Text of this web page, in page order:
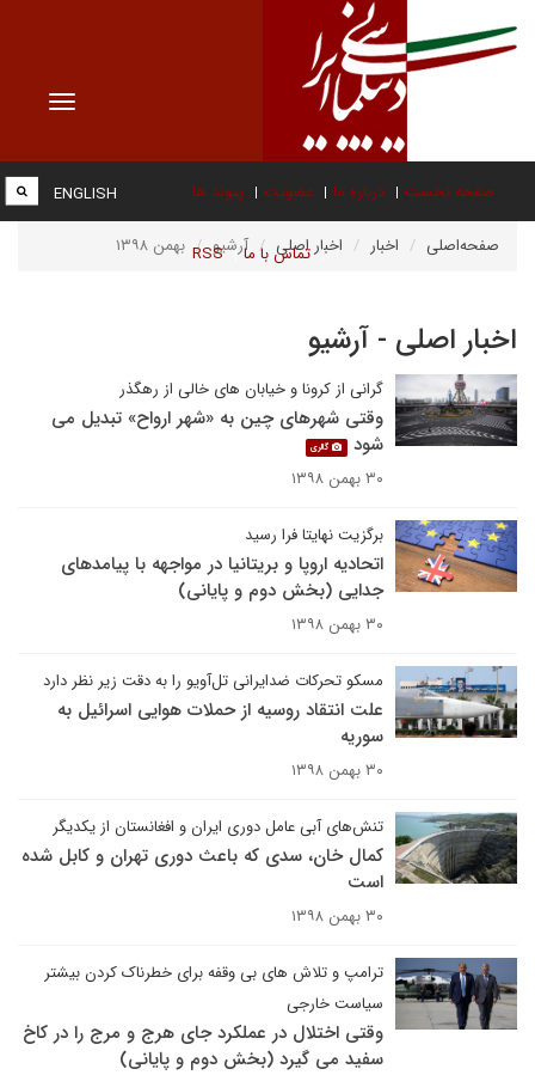
Toggle
صفحه نخست درباره ما عضویت پیوند ها
تماس با ما RSS
ENGLISH
صفحه‌اصلی اخبار اخبار اصلی آرشیو بهمن ۱۳۹۸
اخبار اصلی - آرشیو
گرانی از کرونا و خیابان های خالی از رهگذر
وقتی شهرهای چین به «شهر ارواح» تبدیل می
شود
گالری
۳۰ بهمن ۱۳۹۸
برگزیت نهایتا فرا رسید
اتحادیه اروپا و بریتانیا در مواجهه با پیامدهای
جدایی (بخش دوم و پایانی)
۳۰ بهمن ۱۳۹۸
مسکو تحرکات ضدایرانی تل‌آویو را به دقت زیر نظر دارد
علت انتقاد روسیه از حملات هوایی اسرائیل به
سوریه
۳۰ بهمن ۱۳۹۸
تنش‌های آبی عامل دوری ایران و افغانستان از یکدیگر
کمال خان، سدی که باعث دوری تهران و کابل شده
است
۳۰ بهمن ۱۳۹۸
ترامپ و تلاش های بی وقفه برای خطرناک کردن بیشتر
سیاست خارجی
وقتی اختلال در عملکرد جای هرج و مرج را در کاخ
سفید می گیرد (بخش دوم و پایانی)